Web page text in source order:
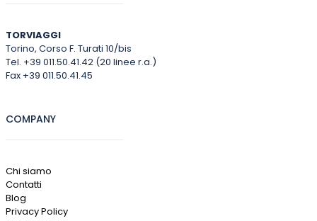
TORVIAGGI
Torino, Corso F. Turati 10/bis
Tel. +39 011.50.41.42 (20 linee r.a.)
Fax +39 011.50.41.45
COMPANY
Chi siamo
Contatti
Blog
Privacy Policy